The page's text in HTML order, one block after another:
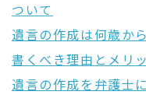
ついて
遺言の作成は何歳か
書くべき理由とメリ
遺言の作成を弁護士